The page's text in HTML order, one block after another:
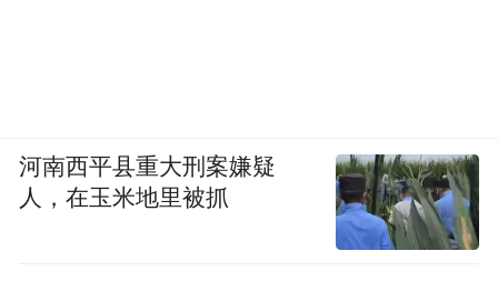
河南西平县重大刑案嫌疑
人，在玉米地里被抓